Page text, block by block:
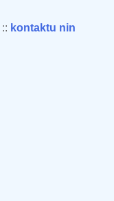
:: kontaktu nin